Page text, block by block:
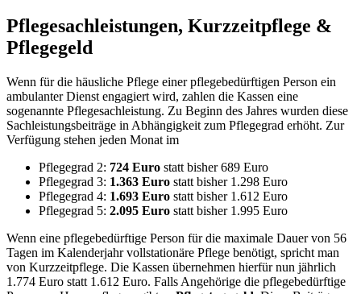
Pflegesachleistungen, Kurzzeitpflege &
Pflegegeld
Wenn für die häusliche Pflege einer pflegebedürftigen Person ein
ambulanter Dienst engagiert wird, zahlen die Kassen eine
sogenannte Pflegesachleistung. Zu Beginn des Jahres wurden diese
Sachleistungsbeiträge in Abhängigkeit zum Pflegegrad erhöht. Zur
Verfügung stehen jeden Monat im
Pflegegrad 2: 724 Euro statt bisher 689 Euro
Pflegegrad 3: 1.363 Euro statt bisher 1.298 Euro
Pflegegrad 4: 1.693 Euro statt bisher 1.612 Euro
Pflegegrad 5: 2.095 Euro statt bisher 1.995 Euro
Wenn eine pflegebedürftige Person für die maximale Dauer von 56
Tagen im Kalenderjahr vollstationäre Pflege benötigt, spricht man
von Kurzzeitpflege. Die Kassen übernehmen hierfür nun jährlich
1.774 Euro statt 1.612 Euro. Falls Angehörige die pflegebedürftige